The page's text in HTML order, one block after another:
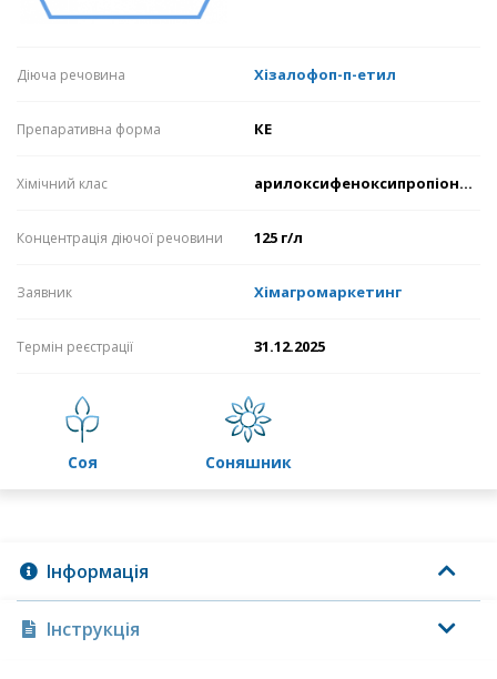
Діюча речовина Хізалофоп-п-етил
Препаративна форма КЕ
Хімічний клас арилоксифеноксипропіонати
Концентрація діючої речовини 125 г/л
Заявник Хімагромаркетинг
Термін реєстрації 31.12.2025
соя соняшник
Інформація
Інструкція